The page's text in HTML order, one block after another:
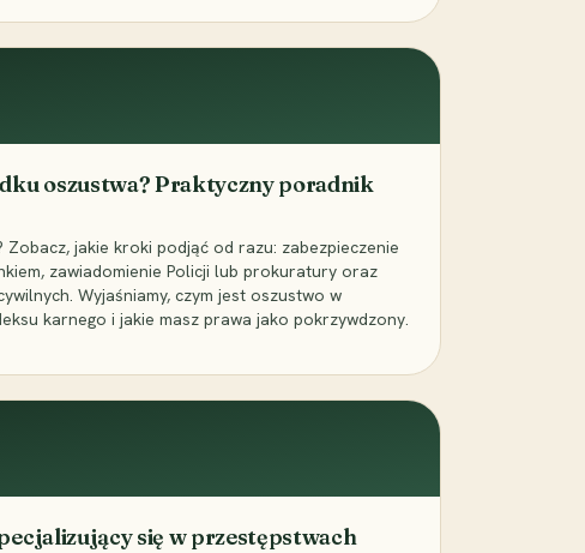
oszustwa? Praktyczny poradnik
Zobacz, jakie kroki podjąć od razu: zabezpieczenie
zawiadomienie Policji lub prokuratury oraz
Wyjaśniamy, czym jest oszustwo w
karnego i jakie masz prawa jako pokrzywdzony.
się w przestępstwach